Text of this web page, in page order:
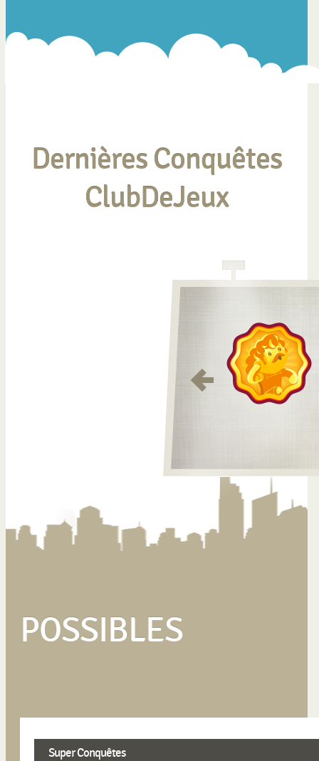
Dernières Conquêtes
ClubDeJeux
POSSIBLES
Super Conquêtes